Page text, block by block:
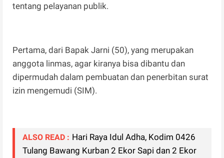
tentang pelayanan publik.
Pertama, dari Bapak Jarni (50), yang merupakan
anggota linmas, agar kiranya bisa dibantu dan
dipermudah dalam pembuatan dan penerbitan surat
izin mengemudi (SIM).
ALSO READ : Hari Raya Idul Adha, Kodim 0426
Tulang Bawang Kurban 2 Ekor Sapi dan 2 Ekor